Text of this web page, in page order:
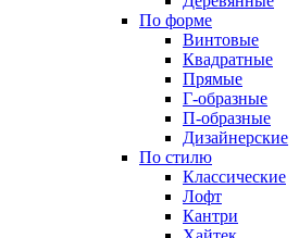
По форме
Винтовые
Квадратные
Прямые
Г-образные
П-образные
Дизайнерские
По стилю
Классические
Лофт
Кантри